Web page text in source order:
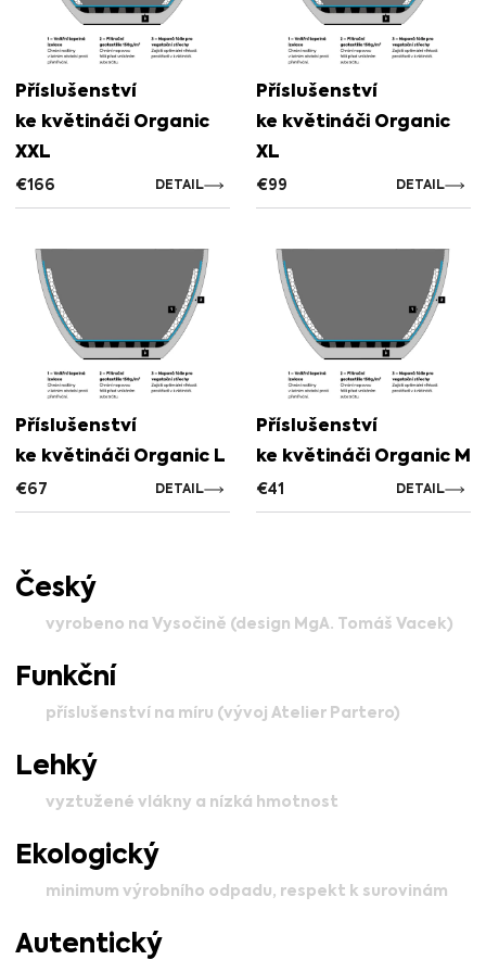
Příslušenství
ke květináči Organic
XXL
€166 DETAIL
Příslušenství
ke květináči Organic
XL
€99 DETAIL
Příslušenství
ke květináči Organic L
€67 DETAIL
Příslušenství
ke květináči Organic M
€41 DETAIL
Český
vyrobeno na Vysočině (design MgA. Tomáš Vacek)
Funkční
příslušenství na míru (vývoj Atelier Partero)
Lehký
vyztužené vlákny a nízká hmotnost
Ekologický
minimum výrobního odpadu, respekt k surovinám
Autentický